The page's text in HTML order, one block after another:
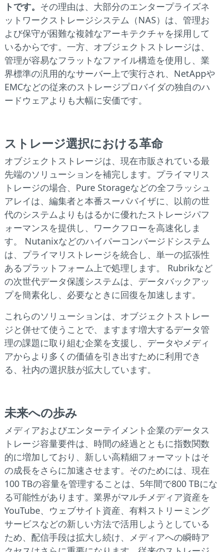
トです。 その理由は、大部分のエンタープライズネ
ットワークストレージシステム（NAS）は、管理お
よび保守が困難な複雑なアーキテクチャを採用して
いるからです。一方、オブジェクトストレージは、
管理が容易なフラットなファイル構造を使用し、業
界標準の汎用的なサーバー上で実行され、NetAppや
EMCなどの従来のストレージプロバイダの独自のハ
ードウェアよりも大幅に安価です。
ストレージ選択における革命
オブジェクトストレージは、現在市販されている最
先端のソリューションを補完します。プライマリス
トレージの場合、Pure Storageなどの全フラッシュ
アレイは、編集者と本番スーパバイザに、以前の世
代のシステムよりもはるかに優れたストレージパフ
ォーマンスを提供し、ワークフローを高速化しま
す。 Nutanixなどのハイパーコンバージドシステム
は、プライマリストレージを統合し、単一の拡張性
あるプラットフォーム上で処理します。 Rubrikなど
の次世代データ保護システムは、データバックアッ
プを簡素化し、必要なときに回復を加速します。
これらのソリューションは、オブジェクトストレー
ジと併せて使うことで、ますます増大するデータ管
理の課題に取り組む企業を支援し、データやメディ
アからより多くの価値を引き出すために利用でき
る、社内の選択肢が拡大しています。
未来への歩み
メディアおよびエンターテイメント企業のデータス
トレージ容量要件は、時間の経過とともに指数関数
的に増加しており、新しい高精細フォーマットはそ
の成長をさらに加速させます。そのためには、現在
100 TBの容量を管理することは、5年間で800 TBにな
る可能性があります。業界がマルチメディア資産を
YouTube、ウェブサイト資産、有料ストリーミング
サービスなどの新しい方法で活用しようとしている
ため、配信手段は拡大し続け、メディアへの瞬時ア